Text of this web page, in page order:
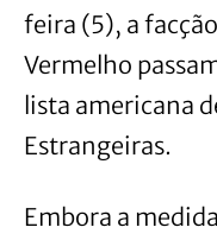
feira (5), a
Vermelho
lista americana
Estrangeiras.
Embora a